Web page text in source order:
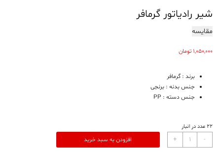
شیر رادیاتور گرمافر
مقایسه
1,050,000 تومان
برند : گرمافر
جنس بدنه : برنجی
جنس دسته : PP
22 عدد در انبار
-
شیر
رادیاتور
+ افزودن به سبد خرید